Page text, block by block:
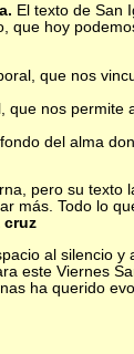
El texto de San
que hoy
que nos
que nos
del alma
pero su texto
más. Todo lo
cruz
al silencio
este Viernes
ha querido